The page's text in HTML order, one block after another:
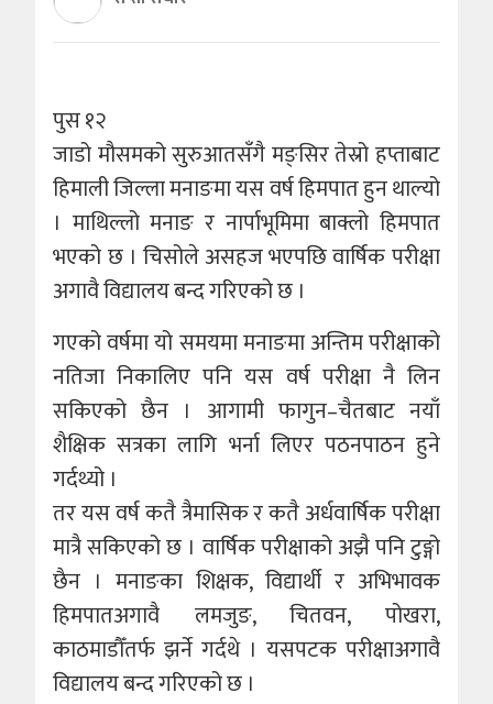
पुस १२
जाडो मौसमको सुरुआतसँगै मङ्सिर तेस्रो हप्ताबाट
हिमाली जिल्ला मनाङमा यस वर्ष हिमपात हुन थाल्यो
। माथिल्लो मनाङ र नार्पाभूमिमा बाक्लो हिमपात
भएको छ । चिसोले असहज भएपछि वार्षिक परीक्षा
अगावै विद्यालय बन्द गरिएको छ ।
गएको वर्षमा यो समयमा मनाङमा अन्तिम परीक्षाको
नतिजा निकालिए पनि यस वर्ष परीक्षा नै लिन
सकिएको छैन । आगामी फागुन–चैतबाट नयाँ
शैक्षिक सत्रका लागि भर्ना लिएर पठनपाठन हुने
गर्दथ्यो ।
तर यस वर्ष कतै त्रैमासिक र कतै अर्धवार्षिक परीक्षा
मात्रै सकिएको छ । वार्षिक परीक्षाको अझै पनि टुङ्गो
छैन । मनाङका शिक्षक, विद्यार्थी र अभिभावक
हिमपातअगावै लमजुङ, चितवन, पोखरा,
काठमाडौँतर्फ झर्ने गर्दथे । यसपटक परीक्षाअगावै
विद्यालय बन्द गरिएको छ ।